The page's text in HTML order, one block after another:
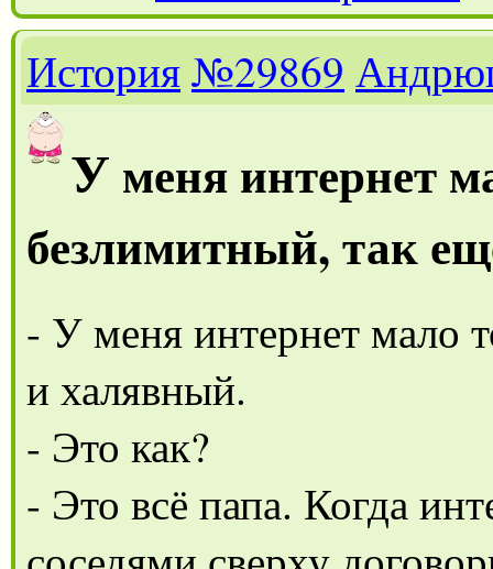
История№29869
У меня интернет
безлимитный, так
- У меня интернет мало
и халявный.
- Это как?
- Это всё папа. Когда